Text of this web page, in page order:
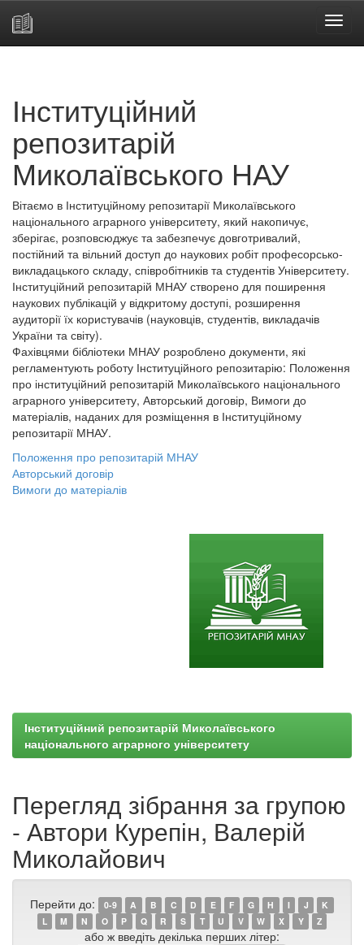
Інституційний
репозитарій
Миколаївського НАУ
Вітаємо в Інституційному репозитарії Миколаївського
національного аграрного університету, який накопичує,
зберігає, розповсюджує та забезпечує довготривалий,
постійний та вільний доступ до наукових робіт професорсько-
викладацького складу, співробітників та студентів Університету.
Інституційний репозитарій МНАУ створено для поширення
наукових публікацій у відкритому доступі, розширення
аудиторії їх користувачів (науковців, студентів, викладачів
України та світу).
Фахівцями бібліотеки МНАУ розроблено документи, які
регламентують роботу Інституційного репозитарію: Положення
про інституційний репозитарій Миколаївського національного
аграрного університету, Авторський договір, Вимоги до
матеріалів, наданих для розміщення в Інституційному
репозитарії МНАУ.
Положення про репозитарій МНАУ
Авторський договір
Вимоги до матеріалів
Інституційний репозитарій Миколаївського
національного аграрного університету
Перегляд зібрання за групою
- Автори Курепін, Валерій
Миколайович
Перейти до: 0-9 A B C D E F G H I J
K
L
M N O P Q R S T U V W X Y Z
або ж введіть декілька перших літер: